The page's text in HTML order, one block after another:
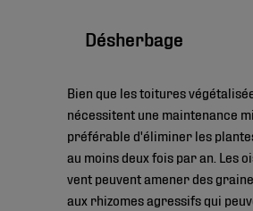
Désherbage
Bien que les toitures
nécessitent une maintenance
préférable d'éliminer les
au moins deux fois par an. Les
vent peuvent amener des
aux rhizomes agressifs qui